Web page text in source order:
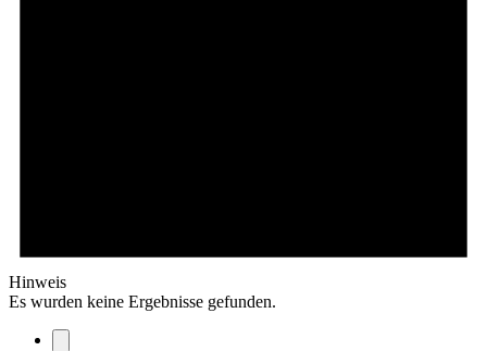
Hinweis
Es wurden keine Ergebnisse gefunden.